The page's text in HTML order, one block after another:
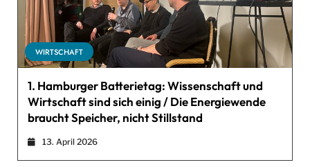
WIRTSCHAFT
1. Hamburger Batterietag: Wissenschaft und
Wirtschaft sind sich einig / Die Energiewende
braucht Speicher, nicht Stillstand
13. April 2026